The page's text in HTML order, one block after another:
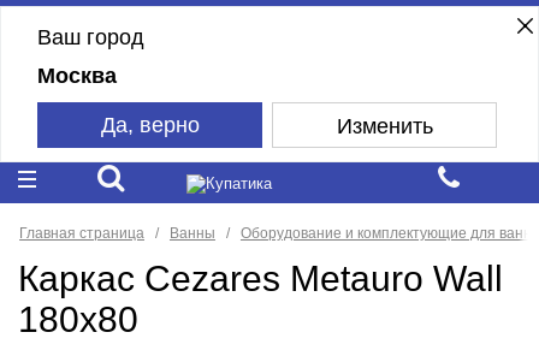
Ваш город
Москва
Да, верно Изменить
Главная страница Ванны Оборудование и комплектующие для ванн
Каркас Cezares Metauro Wall
180x80